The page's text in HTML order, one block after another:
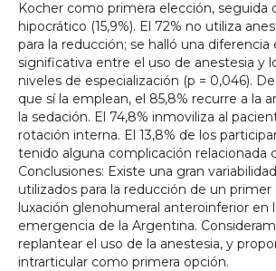
Kocher como primera elección, seguida
hipocrático (15,9%). El 72% no utiliza
para la reducción; se halló una
significativa entre el uso de anestesia y
niveles de especialización (p = 0,046).
que sí la emplean, el 85,8% recurre a la
la sedación. El 74,8% inmoviliza al
rotación interna. El 13,8% de los
tenido alguna complicación relacionada
Conclusiones: Existe una gran
utilizados para la reducción de un primer
luxación glenohumeral anteroinferior en
emergencia de la Argentina.
replantear el uso de la anestesia, y
intrarticular como primera opción.